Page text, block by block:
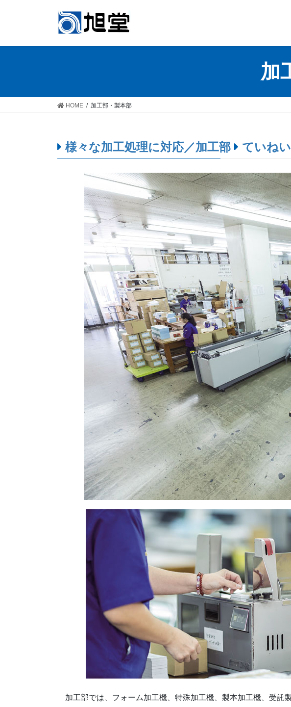
ッ
移
加
HOME 加工部・製本部
様々な加工処理に対応／加工部 ていね
加工部では、フォーム加工機、特殊加工機、製本加工機、受託